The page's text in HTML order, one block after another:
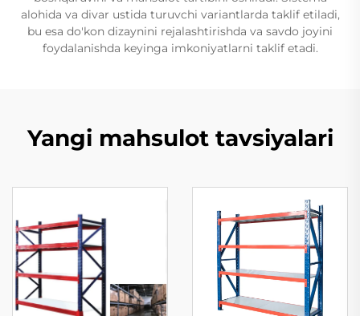
alohida va divar ustida turuvchi variantlarda taklif etiladi,
bu esa do'kon dizaynini rejalashtirishda va savdo joyini
foydalanishda keyinga imkoniyatlarni taklif etadi.
Yangi mahsulot tavsiyalari